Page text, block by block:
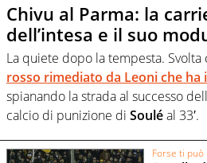
Chivu al Parma: la
dell’intesa e il suo
La quiete dopo la tempesta.
rosso rimediato da Leoniche ha
spianando la strada al successo
calcio di punizione di Souléal 33′.
Forse ti